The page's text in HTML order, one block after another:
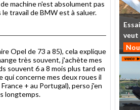
machine n'est absolument pas
travail de BMW est à saluer.
Opel de 73 a 85), cela explique
très souvent, j'achète mes
souvent 6 a 8 mois plus tard en
concerne mes deux roues il
+ au Portugal), perso j'en
longtemps.
Essai
veut